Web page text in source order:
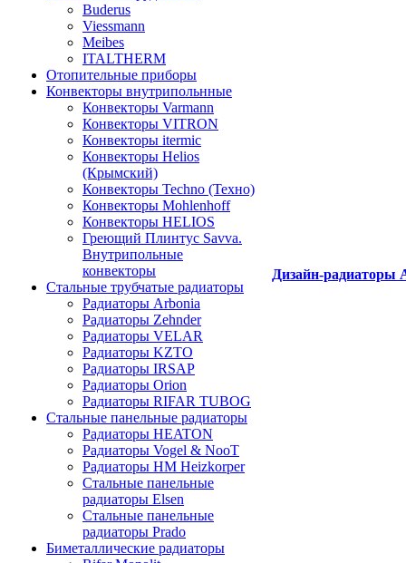
Buderus
Viessmann
Meibes
ITALTHERM
Отопительные приборы
Конвекторы внутрипольнные
Конвекторы Varmann
Конвекторы VITRON
Конвекторы itermic
Конвекторы Helios
(Крымский)
Конвекторы Techno (Техно)
Конвекторы Mohlenhoff
Конвекторы HELIOS
Греющий Плинтус Savva.
Внутрипольные
конвекторы
Стальные трубчатые радиаторы
Радиаторы Arbonia
Радиаторы Zehnder
Радиаторы VELAR
Радиаторы KZTO
Радиаторы IRSAP
Радиаторы Orion
Радиаторы RIFAR TUBOG
Стальные панельные радиаторы
Радиаторы HEATON
Радиаторы Vogel & NooT
Радиаторы HM Heizkorper
Стальные панельные
радиаторы Elsen
Стальные панельные
радиаторы Prado
Биметаллические радиаторы
Дизайн-радиаторы